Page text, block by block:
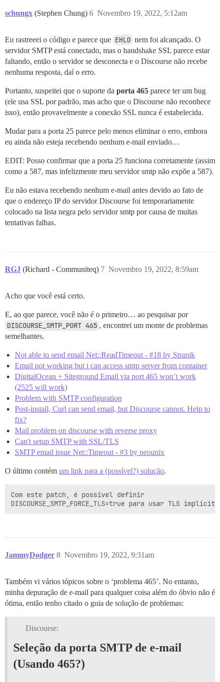
schungx (Stephen Chung) Novembro 19, 2022, 5:12am
6
Eu rastreeei o código e parece que EHLO nem foi alcançado. O
servidor SMTP está conectado, mas o handshake SSL parece estar
faltando, então o servidor se desconecta e o Discourse não recebe
nenhuma resposta, daí o erro.
Portanto, suspeitei que o suporte da porta 465 parece ter um bug
(ele usa SSL por padrão, mas acho que o Discourse não reconhece
isso), então provavelmente a conexão SSL nunca é estabelecida.
Mudar para a porta 25 parece pelo menos eliminar o erro, embora
eu ainda não esteja recebendo nenhum e-mail enviado…
EDIT: Posso confirmar que a porta 25 funciona corretamente (assim
como a 587, mas infelizmente meu servidor smtp não expõe a 587).
Eu não estava recebendo nenhum e-mail antes devido ao fato de
que o endereço IP do servidor Discourse foi temporariamente
colocado na lista negra pelo servidor smtp por causa de muitas
tentativas falhas.
RGJ (Richard - Communiteq) Novembro 19, 2022, 8:59am
7
Acho que você está certo.
E, ao que parece, você não é o primeiro… ao pesquisar por
DISCOURSE_SMTP_PORT 465 , encontrei um monte de problemas
semelhantes.
Not able to send email Net::ReadTimeout - #18 by Stranik
Email not working but i can access smtp server from container
DigitalOcean + Siteground Email via port 465 won’t work
(2525 will work)
Problem with SMTP configuration
Post-install, Curl can send email, but Discourse cannot. Help to
fix?
Mail problem on discourse with reverse proxy
Can't setup SMTP with SSL/TLS
SMTP email issue Net::Timeout - #3 by neounix
O último contém um link para a (possível?) solução.
Com este patch, é possível definir
JammyDodger Novembro 19, 2022, 9:31am
8
Também vi vários tópicos sobre o ‘problema 465’. No entanto,
minha depuração de e-mail para qualquer coisa além do óbvio não é
ótima, então tenho citado o guia de solução de problemas:
Discourse:
Seleção da porta SMTP de e-mail
(Usando 465?)